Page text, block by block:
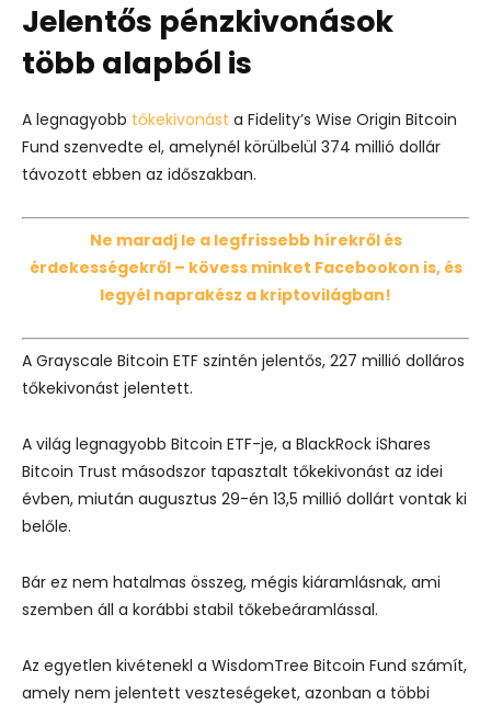
Jelentős pénzkivonások
több alapból is
A legnagyobb tőkekivonást a Fidelity’s Wise Origin Bitcoin
Fund szenvedte el, amelynél körülbelül 374 millió dollár
távozott ebben az időszakban.
Ne maradj le a legfrissebb hírekről és
érdekességekről – kövess minket Facebookon is, és
legyél naprakész a kriptovilágban!
A Grayscale Bitcoin ETF szintén jelentős, 227 millió dolláros
tőkekivonást jelentett.
A világ legnagyobb Bitcoin ETF-je, a BlackRock iShares
Bitcoin Trust másodszor tapasztalt tőkekivonást az idei
évben, miután augusztus 29-én 13,5 millió dollárt vontak ki
belőle.
Bár ez nem hatalmas összeg, mégis kiáramlásnak, ami
szemben áll a korábbi stabil tőkebeáramlással.
Az egyetlen kivétenekl a WisdomTree Bitcoin Fund számít,
amely nem jelentett veszteségeket, azonban a többi